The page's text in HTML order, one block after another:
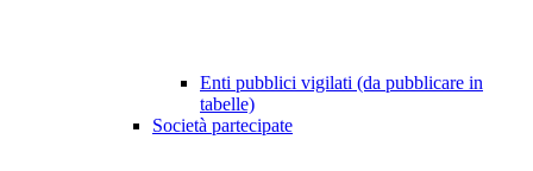
Enti pubblici vigilati (da pubblicare in
tabelle)
Società partecipate